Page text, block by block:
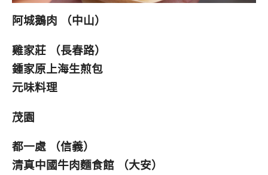
阿城鵝肉 （中山）
雞家莊 （長春路）
鍾家原上海生煎包
元味料理
茂園
都一處 （信義）
清真中國牛肉麵食館 （大安）